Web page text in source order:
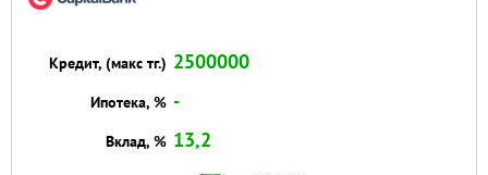
Кредит, (макс тг.) 2500000
Ипотека, % -
Вклад, % 13,2